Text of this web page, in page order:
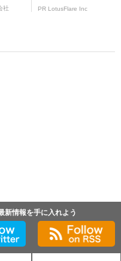
社 PR LotusFlare Inc
新情報を手に入れよう